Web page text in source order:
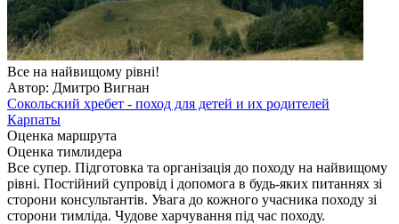
Все на найвищому рівні!
Автор: Дмитро Вигнан
Сокольский хребет - поход для детей и их родителей
Карпаты
Оценка маршрута
Оценка тимлидера
Все супер. Підготовка та організація до походу на найвищому
рівні. Постійний супровід і допомога в будь-яких питаннях зі
сторони консультантів. Увага до кожного учасника походу зі
сторони тимліда. Чудове харчування під час походу.